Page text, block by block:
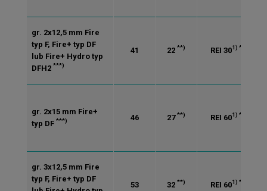
gr. 2x12,5 mm Fire
typ F, Fire+ typ DF
lub Fire+ Hydro typ
DFH2***)
41 22**) REI 301) *)
gr. 2x15 mm Fire+
typ DF***) 46 27**) REI 601) *)
gr. 3x12,5 mm Fire
typ F, Fire+ typ DF
53 32**) REI 601) *)